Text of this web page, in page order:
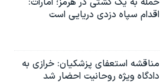
اقدام سپاه دزدی دریایی است
مناقشه استعفای پزشکیان: خرازی به
دادگاه ویژه روحانیت احضار شد